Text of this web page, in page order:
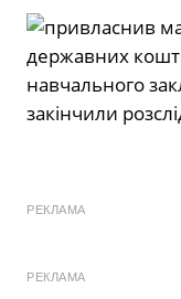
РЕКЛАМА
РЕКЛАМА